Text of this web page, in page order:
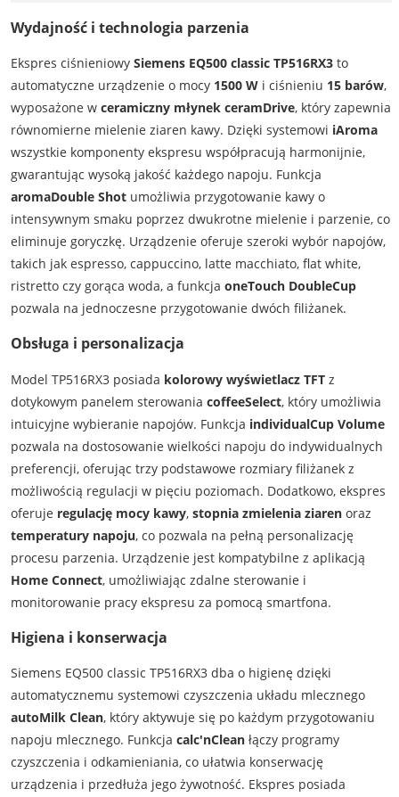
Wydajność i technologia parzenia
Ekspres ciśnieniowy Siemens EQ500 classic TP516RX3to
automatyczne urządzenie o mocy 1500 Wi ciśnieniu 15 barów,
wyposażone w ceramiczny młynek ceramDrive, który zapewnia
równomierne mielenie ziaren kawy. Dzięki systemowi iAroma
wszystkie komponenty ekspresu współpracują harmonijnie,
gwarantując wysoką jakość każdego napoju. Funkcja
aromaDouble Shotumożliwia przygotowanie kawy o
intensywnym smaku poprzez dwukrotne mielenie i parzenie, co
eliminuje goryczkę. Urządzenie oferuje szeroki wybór napojów,
takich jak espresso, cappuccino, latte macchiato, flat white,
ristretto czy gorąca woda, a funkcja oneTouch DoubleCup
pozwala na jednoczesne przygotowanie dwóch filiżanek.
Obsługa i personalizacja
Model TP516RX3 posiada kolorowy wyświetlacz TFTz
dotykowym panelem sterowania coffeeSelect, który umożliwia
intuicyjne wybieranie napojów. Funkcja individualCup Volume
pozwala na dostosowanie wielkości napoju do indywidualnych
preferencji, oferując trzy podstawowe rozmiary filiżanek z
możliwością regulacji w pięciu poziomach. Dodatkowo, ekspres
oferuje regulację mocy kawy, stopnia zmielenia ziarenoraz
temperatury napoju, co pozwala na pełną personalizację
procesu parzenia. Urządzenie jest kompatybilne z aplikacją
Home Connect, umożliwiając zdalne sterowanie i
monitorowanie pracy ekspresu za pomocą smartfona.
Higiena i konserwacja
Siemens EQ500 classic TP516RX3 dba o higienę dzięki
automatycznemu systemowi czyszczenia układu mlecznego
autoMilk Clean, który aktywuje się po każdym przygotowaniu
napoju mlecznego. Funkcja calc'nCleanłączy programy
czyszczenia i odkamieniania, co ułatwia konserwację
urządzenia i przedłuża jego żywotność. Ekspres posiada